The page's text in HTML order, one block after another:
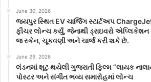
June 30, 2026
જયપુર સ્થિત EV ચાર્જિંગ સ્ટાર્ટઅપ
ફીચર લોન્ચ કર્યું, જેનાથી ડ્રાઇવરો એપ્લિકેશન
જ સ્કેન, ચૂકવણી અને ચાર્જ કરી શકે છે.
June 29, 2026
લંડનમાં શૂટ થયેલી ગુજરાતી ફિલ્મ “લાયક
પોસ્ટર અને સંગીત ભવ્ય સમારોહમાં લોન્ચ